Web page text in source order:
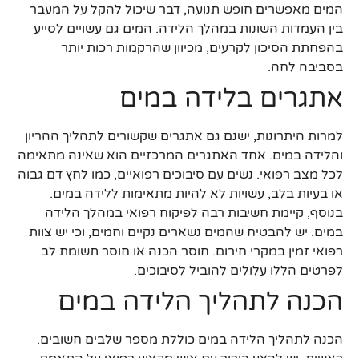
המים מאפשרים חופש תנועה, דבר שיכול להקל על המעבר
בין העמדות השונות במהלך הלידה. המים גם עשויים לסייע
בהפחתת הסיכון לקרעים, מכיוון שהרקמות רכות יותר
בסביבה לחה.
אתגרים בלידה במים
למרות היתרונות, ישנם גם אתגרים שקשורים לתהליך ההריון
והלידה במים. אחד האתגרים המרכזיים הוא שאינה מתאימה
לכל מצב רפואי. נשים עם סיבוכים רפואיים, כמו לחץ דם גבוה
או בעיות בלב, עשויות לא להיות מתאימות ללידה במים.
בנוסף, קיימת חשיבות רבה לפיקוח רפואי במהלך הלידה
במים. יש להבטיח שהמים נשארים נקיים וחמים, וכי יש צוות
רפואי זמין במקרי חירום. חוסר הכנה או חוסר תשומת לב
לפרטים הללו עלולים להוביל לסיבוכים.
הכנה לתהליך הלידה במים
הכנה לתהליך הלידה במים כוללת מספר שלבים חשובים.